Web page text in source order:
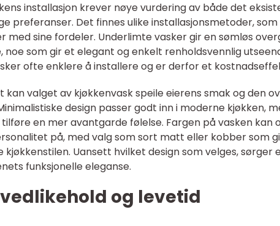
installasjon krever nøye vurdering av både det
preferanser. Det finnes ulike installasjonsmetoder,
med sine fordeler. Underlimte vasker gir en sømløs
noe som gir et elegant og enkelt renholdsvennlig
ofte enklere å installere og er derfor et
kan valget av kjøkkenvask speile eierens smak og den
design passer godt inn i moderne kjøkken,
en mer avantgarde følelse. Fargen på vasken
på, med valg som sort matt eller kobber som
kjøkkenstilen. Uansett hvilket design som velges, sørger
funksjonelle eleganse.
og levetid